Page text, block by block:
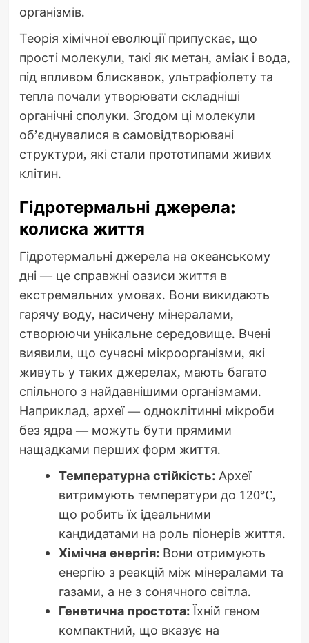
організмів.
Теорія хімічної еволюції припускає, що
прості молекули, такі як метан, аміак і вода,
під впливом блискавок, ультрафіолету та
тепла почали утворювати складніші
органічні сполуки. Згодом ці молекули
об’єднувалися в самовідтворювані
структури, які стали прототипами живих
клітин.
Гідротермальні джерела:
колиска життя
Гідротермальні джерела на океанському
дні — це справжні оазиси життя в
екстремальних умовах. Вони викидають
гарячу воду, насичену мінералами,
створюючи унікальне середовище. Вчені
виявили, що сучасні мікроорганізми, які
живуть у таких джерелах, мають багато
спільного з найдавнішими організмами.
Наприклад, археї — одноклітинні мікроби
без ядра — можуть бути прямими
нащадками перших форм життя.
Температурна стійкість:Археї
витримують температури до 120°C,
що робить їх ідеальними
кандидатами на роль піонерів життя.
Хімічна енергія:Вони отримують
енергію з реакцій між мінералами та
газами, а не з сонячного світла.
Генетична простота:Їхній геном
компактний, що вказує на